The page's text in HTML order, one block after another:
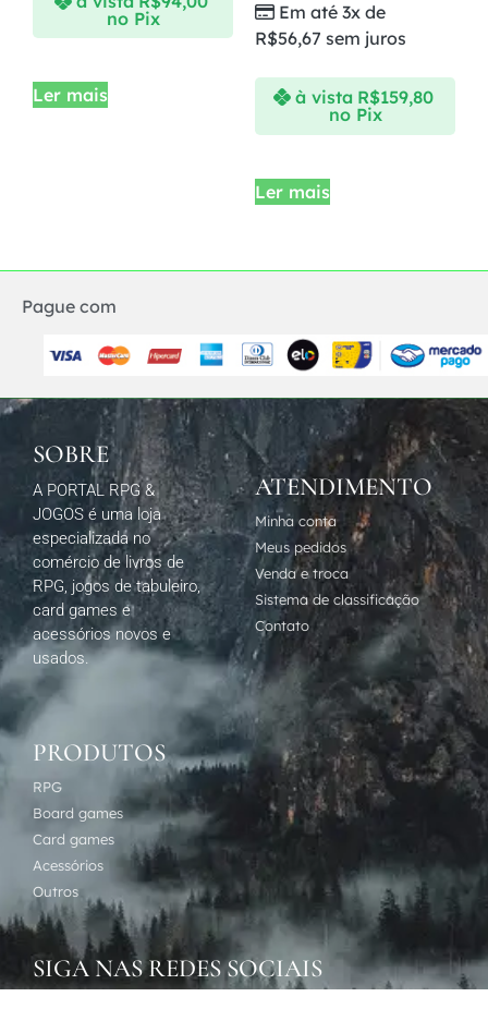
no Pix
Ler mais
Em até 3x de
R$56,67 sem juros
à vista R$159,80
no Pix
Ler mais
Pague com
SOBRE
A PORTAL RPG &
JOGOS é uma loja
especializada no
comércio de livros de
RPG, jogos de tabuleiro,
card games e
acessórios novos e
usados.
ATENDIMENTO
Minha conta
Meus pedidos
Venda e troca
Sistema de classificação
Contato
PRODUTOS
RPG
Board games
Card games
Acessórios
Outros
SIGA NAS REDES SOCIAIS